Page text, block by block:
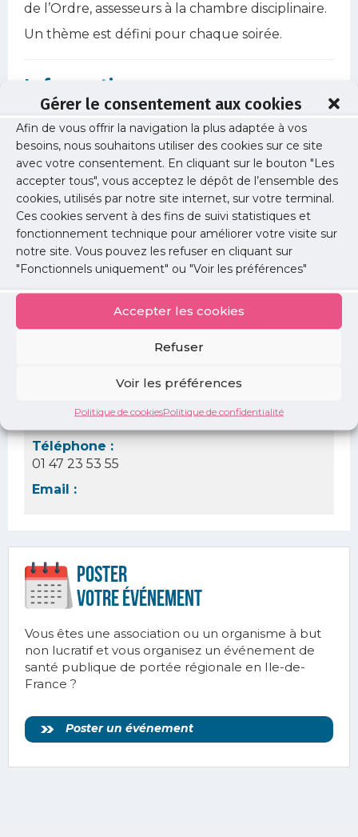
Gérer le consentement aux cookies
Afin de vous offrir la navigation la plus adaptée à vos
besoins, nous souhaitons utiliser des cookies sur ce site
avec votre consentement. En cliquant sur le bouton "Les
accepter tous", vous acceptez le dépôt de l’ensemble des
cookies, utilisés par notre site internet, sur votre terminal.
Ces cookies servent à des fins de suivi statistiques et
fonctionnement technique pour améliorer votre visite sur
notre site. Vous pouvez les refuser en cliquant sur
"Fonctionnels uniquement" ou "Voir les préférences"
Accepter les cookies
Refuser
Voir les préférences
Politique de cookiesPolitique de confidentialité
de l’Ordre, assesseurs à la chambre disciplinaire.
Un thème est défini pour chaque soirée.
Informations
Date :
lundi 12 décembre 2022
Horaire :
20h45
Lieu :
Conseil régional Ile-de-France de l'Ordre des
médecins 9 rue Borromée 75015 Paris
Document à télécharger :
cromidf-lundis-deontologiques2e-
semestre2022-1660059078.pdf
Stéphanie DE SOUSA
Téléphone :
01 47 23 53 55
Email :
Poster
votre ÉVÉnement
Vous êtes une association ou un organisme à but
non lucratif et vous organisez un événement de
santé publique de portée régionale en Ile-de-
France ?
Poster un événement